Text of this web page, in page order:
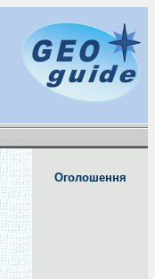
Оголошення